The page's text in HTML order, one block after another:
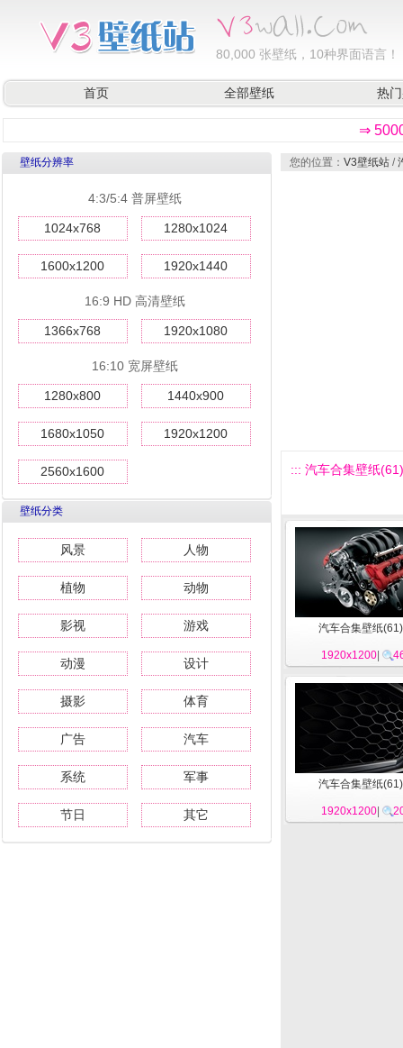
80,000 张壁纸，10种界面语言！
首页 全部壁纸 热
⇒
壁纸分辨率
4:3/5:4 普屏壁纸
1024x768 1280x1024
1600x1200 1920x1440
16:9 HD 高清壁纸
1366x768 1920x1080
16:10 宽屏壁纸
1280x800 1440x900
1680x1050 1920x1200
2560x1600
壁纸分类
风景 人物
植物 动物
影视 游戏
动漫 设计
摄影 体育
广告 汽车
系统 军事
节日 其它
您的位置： V3壁纸站 /
::: 汽车合集壁纸
汽车合集壁纸
1920x1200
汽车合集壁纸
1920x1200